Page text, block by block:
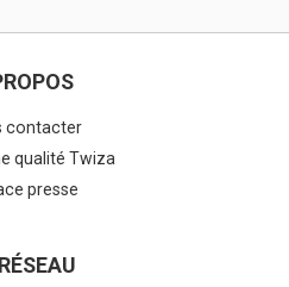
contacter
qualité Twiza
presse